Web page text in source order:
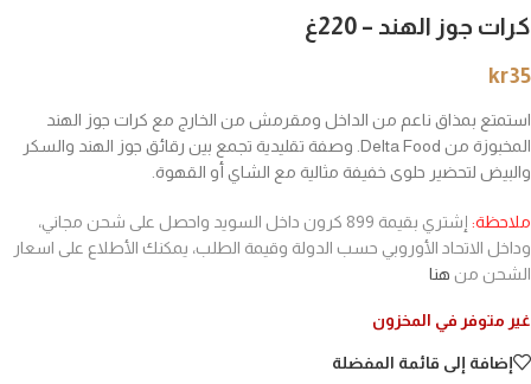
كرات جوز الهند – 220غ
kr35
استمتع بمذاق ناعم من الداخل ومقرمش من الخارج مع كرات جوز الهند
المخبوزة من Delta Food. وصفة تقليدية تجمع بين رقائق جوز الهند والسكر
والبيض لتحضير حلوى خفيفة مثالية مع الشاي أو القهوة.
ملاحظة:
إشتري بقيمة 899 كرون داخل السويد واحصل على شحن مجاني،
وداخل الاتحاد الأوروبي حسب الدولة وقيمة الطلب، يمكنك الأطلاع على اسعار
الشحن من هنا
غير متوفر في المخزون
إضافة إلى قائمة المفضلة